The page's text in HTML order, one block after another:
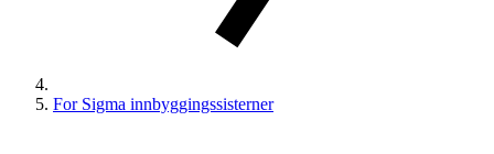
For Sigma innbyggingssisterner